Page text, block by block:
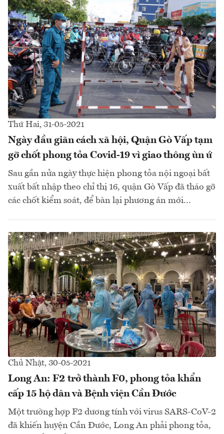
Thứ Hai, 31-05-2021
Ngày đầu giãn cách xã hội, Quận Gò Vấp tạm
gỡ chốt phong tỏa Covid-19 vì giao thông ùn ứ
Sau gần nửa ngày thực hiện phong tỏa nội ngoại bất
xuất bất nhập theo chỉ thị 16, quận Gò Vấp đã tháo gỡ
các chốt kiểm soát, để bàn lại phương án mới...
Chủ Nhật, 30-05-2021
Long An: F2 trở thành F0, phong tỏa khẩn
cấp 15 hộ dân và Bệnh viện Cần Đước
Một trường hợp F2 dương tính với virus SARS-CoV-2
đã khiến huyện Cần Đước, Long An phải phong tỏa,